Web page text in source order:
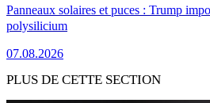
Panneaux solaires et puces : Trump
polysilicium
07.08.2026
PLUS DE CETTE SECTION